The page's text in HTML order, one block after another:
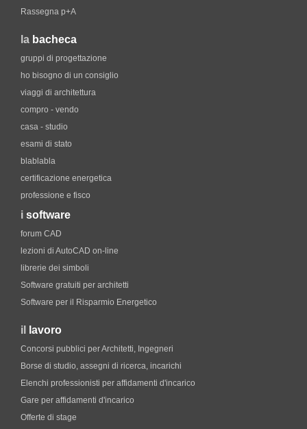
Rassegna p+A
la bacheca
gruppi di progettazione
ho bisogno di un consiglio
viaggi di architettura
compro - vendo
casa - studio
esami di stato
blablabla
certificazione energetica
professione e fisco
i software
forum CAD
lezioni di AutoCAD on-line
librerie dei simboli
Software gratuiti per architetti
Software per il Risparmio Energetico
il lavoro
Concorsi pubblici per Architetti, Ingegneri
Borse di studio, assegni di ricerca, incarichi
Elenchi professionisti per affidamenti d'incarico
Gare per affidamenti d'incarico
Offerte di stage